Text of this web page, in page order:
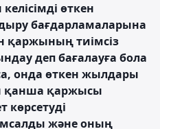
өткен
бағдарламаларына
қаржының тиімсіз
деп бағалауға бола
онда өткен жылдары
қанша қаржысы
көрсетуді
және оның